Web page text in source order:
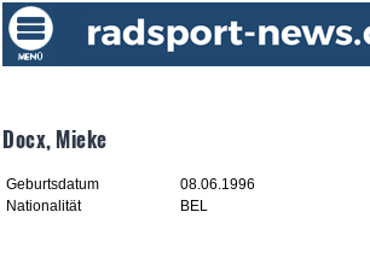
Docx, Mieke
Geburtsdatum
08.06.1996
Nationalität
BEL